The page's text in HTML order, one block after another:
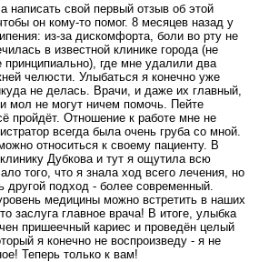
написать свой первый отзыв об этой
он кому-то помог. 8 месяцев назад у
из-за дискомфорта, боли во рту не
в известной клинике города (не
принципиально), где мне удалили два
челюсти. Улыбаться я конечно уже
не делась. Врачи, и даже их главный,
мол не могут ничем помочь. Пейте
пройдёт. Отношение к работе мне не
всегда была очень груба со мной.
относиться к своему пациенту. В
Дубкова и тут я ощутила всю
того, что я знала ход всего лечения, но
другой подход - более современный.
медицины можно встретить в наших
заслуга главное врача! В итоге, улыбка
пришеечный кариес и проведён целый
я конечно не воспроизведу - я не
Теперь только к вам!